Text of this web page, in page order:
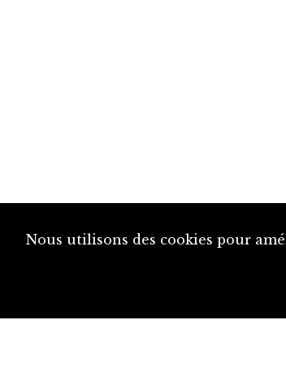
Nous utilisons des cookies pour